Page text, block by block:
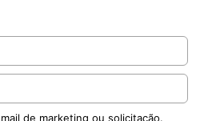
de marketing ou solicitação.